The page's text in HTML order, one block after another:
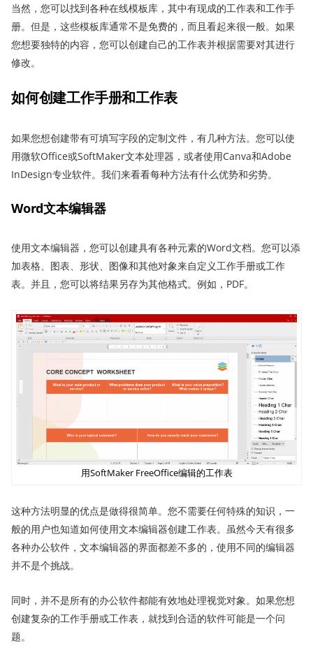
当然，您可以找到各种在线模板库，其中有现成的工作表和工作手
册。但是，这些模板库通常不是免费的，而且看起来很一般。如果
您想要独特的内容，您可以创建自己的工作表并根据需要对其进行
修改。
如何创建工作手册和工作表
如果您想创建带有可填写字段的定制文件，有几种方法。您可以使
用微软Office或SoftMaker文本处理器，或者使用Canva和Adobe
InDesign专业软件。我们来看看每种方法有什么优势和劣势。
Word文本编辑器
使用文本编辑器，您可以创建具有各种元素的Word文档。您可以添
加表格、图表、形状、图像和其他对象来自定义工作手册或工作
表。并且，您可以将结果另存为其他格式。例如，PDF。
用SoftMaker FreeOffice编辑的工作表
这种方法明显的优点是做得很简单。您不需要任何特殊的知识，一
般的用户也知道如何使用文本编辑器创建工作表。虽然今天有很多
各种办公软件，文本编辑器的界面都差不多的，使用不同的编辑器
并不是个挑战。
同时，并不是所有的办公软件都能有效地处理视觉对象。如果您想
创建复杂的工作手册或工作表，就找到合适的软件可能是一个问
题。